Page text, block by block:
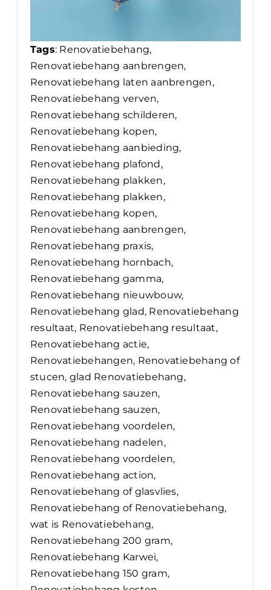
Tags: Renovatiebehang,
Renovatiebehang aanbrengen,
Renovatiebehang laten aanbrengen,
Renovatiebehang verven,
Renovatiebehang schilderen,
Renovatiebehang kopen,
Renovatiebehang aanbieding,
Renovatiebehang plafond,
Renovatiebehang plakken,
Renovatiebehang plakken,
Renovatiebehang kopen,
Renovatiebehang aanbrengen,
Renovatiebehang praxis,
Renovatiebehang hornbach,
Renovatiebehang gamma,
Renovatiebehang nieuwbouw,
Renovatiebehang glad, Renovatiebehang
resultaat, Renovatiebehang resultaat,
Renovatiebehang actie,
Renovatiebehangen, Renovatiebehang of
stucen, glad Renovatiebehang,
Renovatiebehang sauzen,
Renovatiebehang sauzen,
Renovatiebehang voordelen,
Renovatiebehang nadelen,
Renovatiebehang voordelen,
Renovatiebehang action,
Renovatiebehang of glasvlies,
Renovatiebehang of Renovatiebehang,
wat is Renovatiebehang,
Renovatiebehang 200 gram,
Renovatiebehang Karwei,
Renovatiebehang 150 gram,